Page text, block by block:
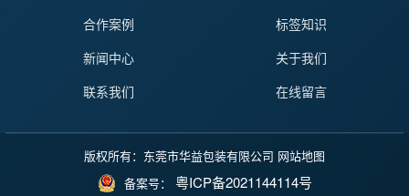
合作案例
标签知识
新闻中心
关于我们
联系我们
在线留言
版权所有：东莞市华益包装有限公司 网站地图
备案号： 粤ICP备2021144114号